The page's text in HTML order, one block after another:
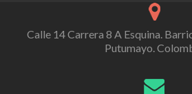
Calle 14 Carrera 8 A Esquina.
Putumayo.